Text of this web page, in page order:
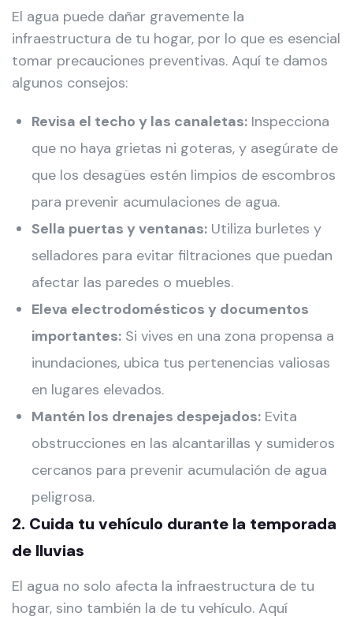
El agua puede dañar gravemente la
infraestructura de tu hogar, por lo que es esencial
tomar precauciones preventivas. Aquí te damos
algunos consejos:
Revisa el techo y las canaletas: Inspecciona
que no haya grietas ni goteras, y asegúrate de
que los desagües estén limpios de escombros
para prevenir acumulaciones de agua.
Sella puertas y ventanas: Utiliza burletes y
selladores para evitar filtraciones que puedan
afectar las paredes o muebles.
Eleva electrodomésticos y documentos
importantes: Si vives en una zona propensa a
inundaciones, ubica tus pertenencias valiosas
en lugares elevados.
Mantén los drenajes despejados: Evita
obstrucciones en las alcantarillas y sumideros
cercanos para prevenir acumulación de agua
peligrosa.
2. Cuida tu vehículo durante la temporada
de lluvias
El agua no solo afecta la infraestructura de tu
hogar, sino también la de tu vehículo. Aquí